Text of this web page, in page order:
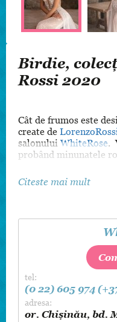
Birdie,
Rossi 2020
Cât de frumos este
create de
salonului WhiteRose.
probând minunatele
Citeste mai mult
tel:
(0 22) 605 974
adresa:
or. Chișinău, bd.